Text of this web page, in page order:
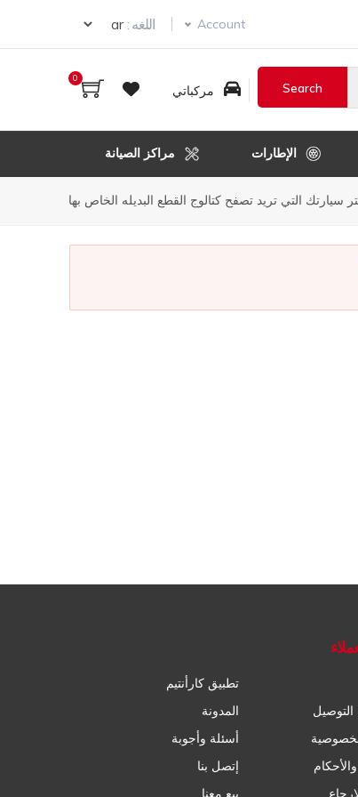
Account اللغه :
مركباتي
0
الإطارات مراكز الصيانة
سيارتك التي تريد تصفح كتالوج القطع البديله الخاص بها
تطبيق كارأنتيم
المدونة
أسئلة وأجوبة
إتصل بنا
بيع معنا